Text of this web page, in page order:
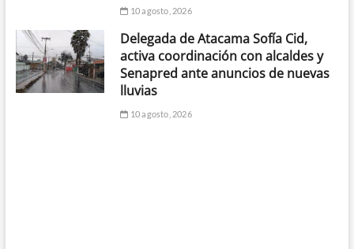
10 agosto, 2026
Delegada de Atacama Sofía Cid,
activa coordinación con alcaldes y
Senapred ante anuncios de nuevas
lluvias
10 agosto, 2026